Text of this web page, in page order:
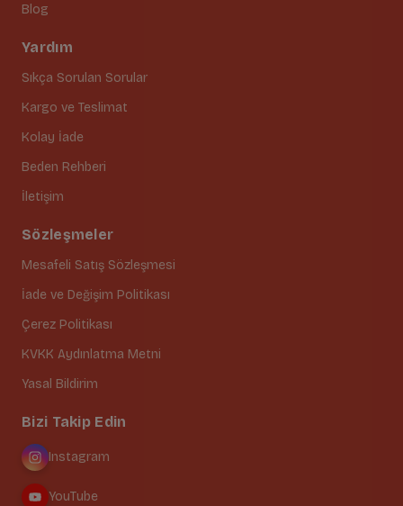
Blog
Yardım
Sıkça Sorulan Sorular
Kargo ve Teslimat
Kolay İade
Beden Rehberi
İletişim
Sözleşmeler
Mesafeli Satış Sözleşmesi
İade ve Değişim Politikası
Çerez Politikası
KVKK Aydınlatma Metni
Yasal Bildirim
Bizi Takip Edin
Instagram
YouTube